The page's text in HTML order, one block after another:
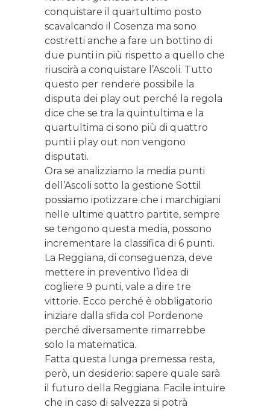
conquistare il quartultimo posto
scavalcando il Cosenza ma sono
costretti anche a fare un bottino di
due punti in più rispetto a quello che
riuscirà a conquistare l’Ascoli. Tutto
questo per rendere possibile la
disputa dei play out perché la regola
dice che se tra la quintultima e la
quartultima ci sono più di quattro
punti i play out non vengono
disputati.
Ora se analizziamo la media punti
dell’Ascoli sotto la gestione Sottil
possiamo ipotizzare che i marchigiani
nelle ultime quattro partite, sempre
se tengono questa media, possono
incrementare la classifica di 6 punti.
La Reggiana, di conseguenza, deve
mettere in preventivo l’idea di
cogliere 9 punti, vale a dire tre
vittorie. Ecco perché è obbligatorio
iniziare dalla sfida col Pordenone
perché diversamente rimarrebbe
solo la matematica.
Fatta questa lunga premessa resta,
però, un desiderio: sapere quale sarà
il futuro della Reggiana. Facile intuire
che in caso di salvezza si potrà